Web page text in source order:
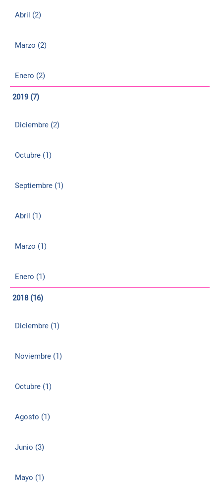
Abril (2)
Marzo (2)
Enero (2)
2019 (7)
Diciembre (2)
Octubre (1)
Septiembre (1)
Abril (1)
Marzo (1)
Enero (1)
2018 (16)
Diciembre (1)
Noviembre (1)
Octubre (1)
Agosto (1)
Junio (3)
Mayo (1)